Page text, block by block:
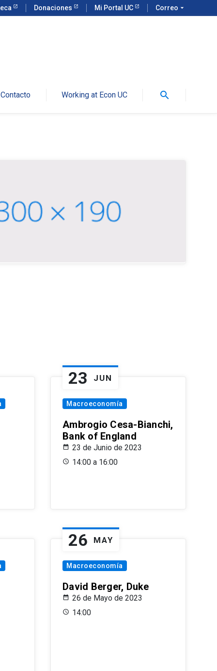
Donaciones Mi Portal UC Correo arrow_drop_down
Contacto Working at Econ UC search
23 JUN
Macroeconomía
Ambrogio Cesa-Bianchi,
Bank of England
23 de Junio de 2023
14:00 a 16:00
26 MAY
Macroeconomía
David Berger, Duke
26 de Mayo de 2023
14:00